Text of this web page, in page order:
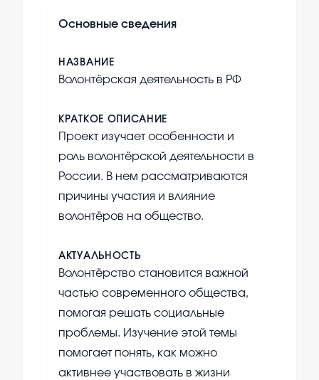
Основные сведения
НАЗВАНИЕ
Волонтёрская деятельность в РФ
КРАТКОЕ ОПИСАНИЕ
Проект изучает особенности и
роль волонтёрской деятельности в
России. В нем рассматриваются
причины участия и влияние
волонтёров на общество.
АКТУАЛЬНОСТЬ
Волонтёрство становится важной
частью современного общества,
помогая решать социальные
проблемы. Изучение этой темы
помогает понять, как можно
активнее участвовать в жизни